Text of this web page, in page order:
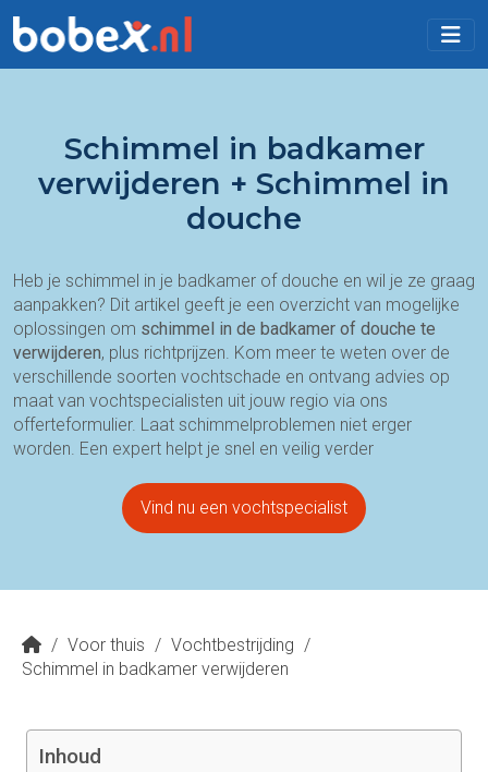
Schimmel in badkamer
verwijderen + Schimmel in
douche
Heb je schimmel in je badkamer of douche en wil je ze graag
aanpakken? Dit artikel geeft je een overzicht van mogelijke
oplossingen om schimmel in de badkamer of douche te
verwijderen, plus richtprijzen. Kom meer te weten over de
verschillende soorten vochtschade en ontvang advies op
maat van vochtspecialisten uit jouw regio via ons
offerteformulier. Laat schimmelproblemen niet erger
worden. Een expert helpt je snel en veilig verder
Vind nu een vochtspecialist
/ Voor thuis / Vochtbestrijding /
Schimmel in badkamer verwijderen
Inhoud